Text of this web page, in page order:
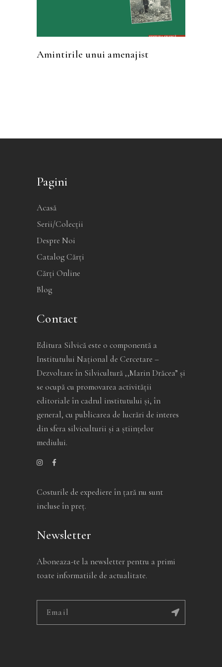
Amintirile unui amenajist
Pagini
Acasă
Serii/Colecții
Despre Noi
Catalog Cărți
Cărți Online
Blog
Contact
Editura Silvică este o componentă a
Institutului Național de Cercetare –
Dezvoltare în Silvicultură ,,Marin Drăcea” și
se ocupă cu promovarea activității
editoriale în cadrul institutului și, în
general, cu publicarea de lucrări de interes
din sfera silviculturii și a științelor
mediului.
Costurile de expediere în ţară nu sunt
incluse în preţ.
Newsletter
Aboneaza-te la newsletter pentru a primi
toate informatiile de actualitate.